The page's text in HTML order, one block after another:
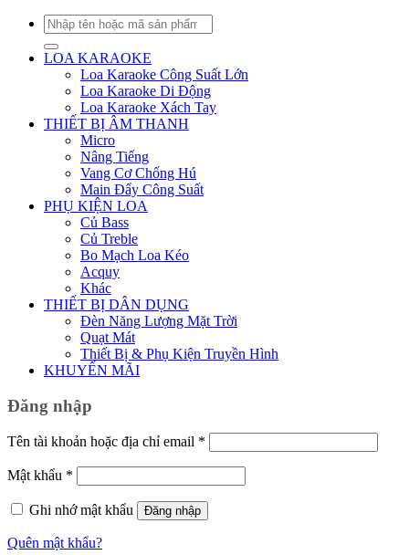
Tìm
kiếm:
LOA KARAOKE
Loa Karaoke Công Suất Lớn
Loa Karaoke Di Động
Loa Karaoke Xách Tay
THIẾT BỊ ÂM THANH
Micro
Nâng Tiếng
Vang Cơ Chống Hú
Main Đẩy Công Suất
PHỤ KIỆN LOA
Củ Bass
Củ Treble
Bo Mạch Loa Kéo
Acquy
Khác
THIẾT BỊ DÂN DỤNG
Đèn Năng Lượng Mặt Trời
Quạt Mát
Thiết Bị & Phụ Kiện Truyền Hình
KHUYẾN MÃI
Đăng nhập
Tên tài khoản hoặc địa chỉ email *
buộc
Mật khẩu *
buộc
Ghi nhớ mật khẩu
Đăng nhập
Quên mật khẩu?